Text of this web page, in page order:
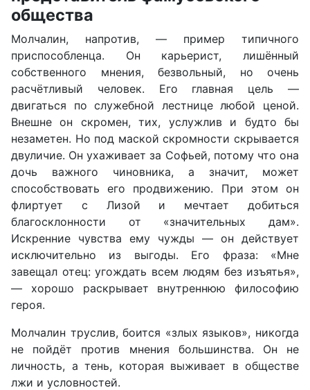
общества
Молчалин, напротив, — пример типичного
приспособленца. Он карьерист, лишённый
собственного мнения, безвольный, но очень
расчётливый человек. Его главная цель —
двигаться по служебной лестнице любой ценой.
Внешне он скромен, тих, услужлив и будто бы
незаметен. Но под маской скромности скрывается
двуличие. Он ухаживает за Софьей, потому что она
дочь важного чиновника, а значит, может
способствовать его продвижению. При этом он
флиртует с Лизой и мечтает добиться
благосклонности от «значительных дам».
Искренние чувства ему чужды — он действует
исключительно из выгоды. Его фраза: «Мне
завещал отец: угождать всем людям без изъятья»,
— хорошо раскрывает внутреннюю философию
героя.
Молчалин труслив, боится «злых языков», никогда
не пойдёт против мнения большинства. Он не
личность, а тень, которая выживает в обществе
лжи и условностей.